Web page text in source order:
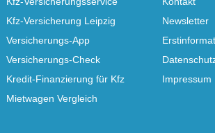
Kfz-Versicherung Leipzig
Versicherungs-App
Versicherungs-Check
Kredit-Finanzierung für Kfz
Mietwagen Vergleich
Newsletter
Impressum